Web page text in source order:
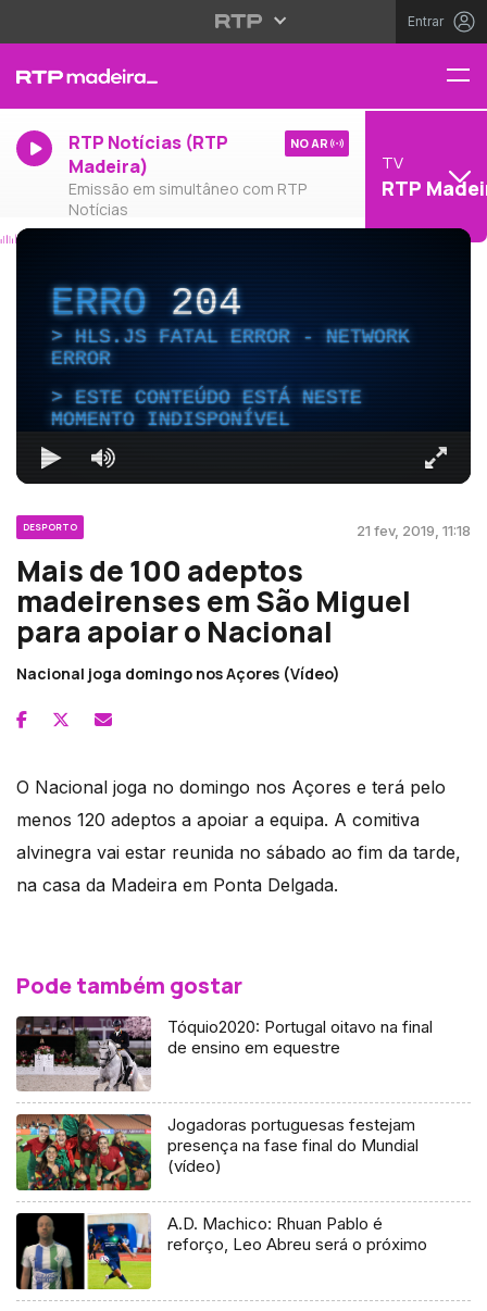
Entrar
RTP Notícias (RTP
Madeira)
Emissão em simultâneo com RTP
Notícias
NO AR
TV
RTP
ERRO204
HLS.JS FATAL ERROR - NETWORK
ERROR
ESTE CONTEÚDO ESTÁ NESTE
MOMENTO INDISPONÍVEL
DESPORTO 21 fev, 2019, 11:18
Mais de 100 adeptos
madeirenses em São Miguel
para apoiar o Nacional
Nacional joga domingo nos Açores (Vídeo)
O Nacional joga no domingo nos Açores e terá pelo
menos 120 adeptos a apoiar a equipa. A comitiva
alvinegra vai estar reunida no sábado ao fim da tarde,
na casa da Madeira em Ponta Delgada.
Pode também gostar
Tóquio2020: Portugal oitavo na final
de ensino em equestre
Jogadoras portuguesas festejam
presença na fase final do Mundial
(vídeo)
A.D. Machico: Rhuan Pablo é
reforço, Leo Abreu será o próximo